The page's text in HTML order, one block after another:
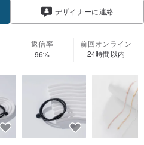
デザイナーに連絡
返信率
96%
前回オンライン
24時間以内